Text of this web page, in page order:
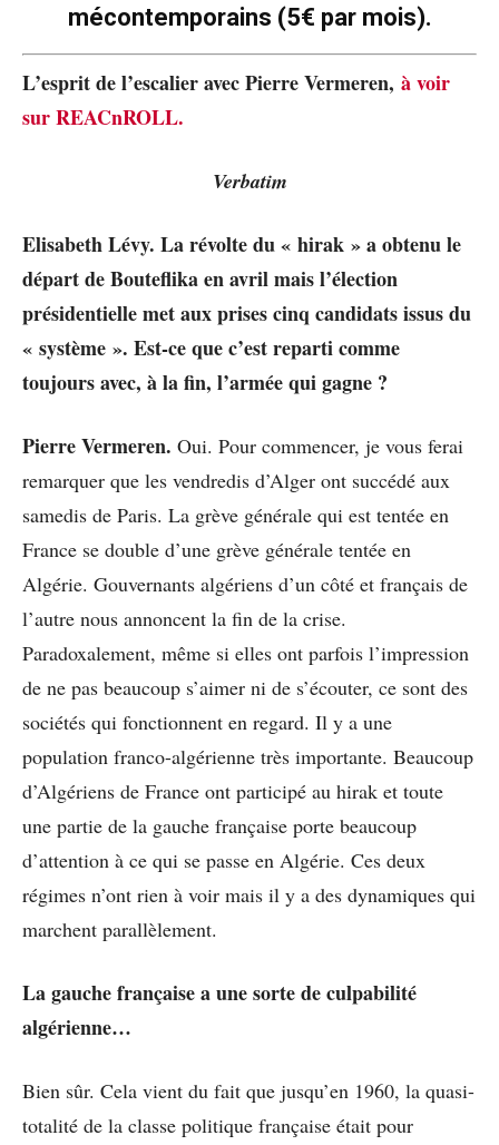
mécontemporains (5€ par mois).
L’esprit de l’escalier avec Pierre Vermeren, à voir
sur REACnROLL.
Verbatim
Elisabeth Lévy. La révolte du « hirak » a obtenu le
départ de Bouteflika en avril mais l’élection
présidentielle met aux prises cinq candidats issus du
« système ». Est-ce que c’est reparti comme
toujours avec, à la fin, l’armée qui gagne ?
Pierre Vermeren. Oui. Pour commencer, je vous ferai
remarquer que les vendredis d’Alger ont succédé aux
samedis de Paris. La grève générale qui est tentée en
France se double d’une grève générale tentée en
Algérie. Gouvernants algériens d’un côté et français de
l’autre nous annoncent la fin de la crise.
Paradoxalement, même si elles ont parfois l’impression
de ne pas beaucoup s’aimer ni de s’écouter, ce sont des
sociétés qui fonctionnent en regard. Il y a une
population franco-algérienne très importante. Beaucoup
d’Algériens de France ont participé au hirak et toute
une partie de la gauche française porte beaucoup
d’attention à ce qui se passe en Algérie. Ces deux
régimes n’ont rien à voir mais il y a des dynamiques qui
marchent parallèlement.
La gauche française a une sorte de culpabilité
algérienne…
Bien sûr. Cela vient du fait que jusqu’en 1960, la quasi-
totalité de la classe politique française était pour